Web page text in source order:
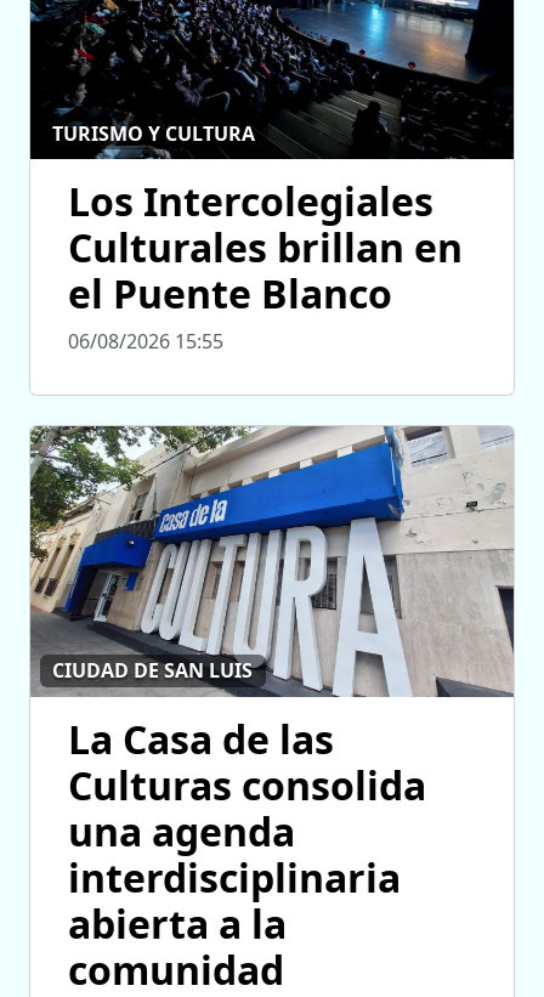
TURISMO Y CULTURA
Los Intercolegiales
Culturales brillan en
el Puente Blanco
06/08/2026 15:55
CIUDAD DE SAN LUIS
La Casa de las
Culturas consolida
una agenda
interdisciplinaria
abierta a la
comunidad